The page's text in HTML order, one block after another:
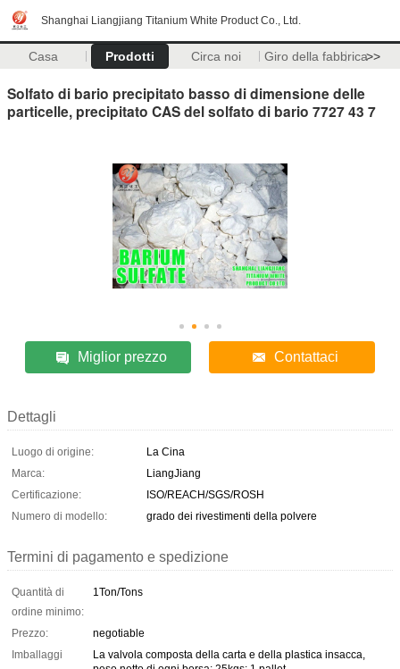
Shanghai Liangjiang Titanium White Product Co., Ltd.
Casa Prodotti Circa noi Giro della fabbrica>>
Solfato di bario precipitato basso di dimensione delle
particelle, precipitato CAS del solfato di bario 7727 43 7
Miglior prezzo Contattaci
Dettagli
Luogo di origine:
La Cina
Marca:
LiangJiang
Certificazione:
ISO/REACH/SGS/ROSH
Numero di modello:
grado dei rivestimenti della polvere
Termini di pagamento e spedizione
Quantità di
ordine minimo:
1Ton/Tons
Prezzo:
negotiable
Imballaggi
La valvola composta della carta e della plastica insacca,